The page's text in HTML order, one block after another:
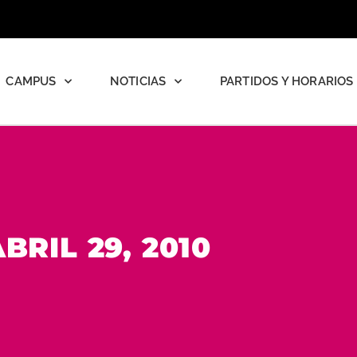
CAMPUS NOTICIAS PARTIDOS Y HORARIOS
29, 2010